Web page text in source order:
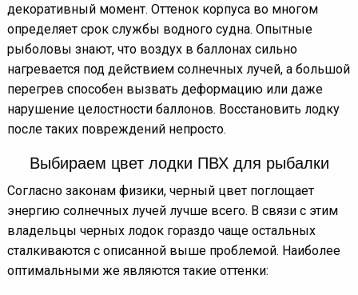
декоративный момент. Оттенок корпуса во многом
определяет срок службы водного судна. Опытные
рыболовы знают, что воздух в баллонах сильно
нагревается под действием солнечных лучей, а большой
перегрев способен вызвать деформацию или даже
нарушение целостности баллонов. Восстановить лодку
после таких повреждений непросто.
Выбираем цвет лодки ПВХ для рыбалки
Согласно законам физики, черный цвет поглощает
энергию солнечных лучей лучше всего. В связи с этим
владельцы черных лодок гораздо чаще остальных
сталкиваются с описанной выше проблемой. Наиболее
оптимальными же являются такие оттенки: